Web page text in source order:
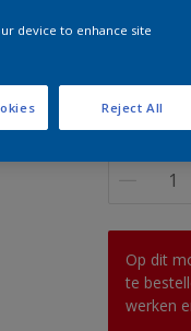
Grootte
Aantal
Op dit
te
werken
device to enhance site
Reject All